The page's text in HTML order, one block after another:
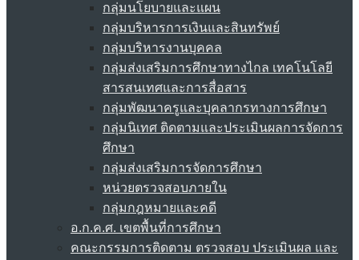
กลุ่มนโยบายและแผน
กลุ่มบริหารการเงินและสินทรัพย์
กลุ่มบริหารงานบุคคล
กลุ่มส่งเสริมการศึกษาทางไกล เทคโนโลยี
สารสนเทศและการสื่อสาร
กลุ่มพัฒนาครูและบุคลากรทางการศึกษา
กลุ่มนิเทศ ติดตามและประเมินผลการจัดการ
ศึกษา
กลุ่มส่งเสริมการจัดการศึกษา
หน่วยตรวจสอบภายใน
กลุ่มกฎหมายและคดี
อ.ก.ค.ศ. เขตพื้นที่การศึกษา
คณะกรรมการติดตาม ตรวจสอบ ประเมินผล และ